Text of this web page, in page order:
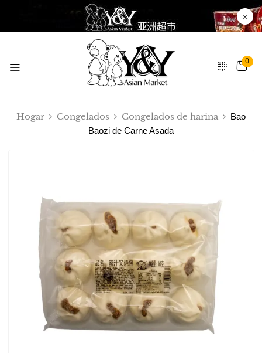
0
Hogar Congelados Congelados de harina
Bao
Baozi de Carne Asada